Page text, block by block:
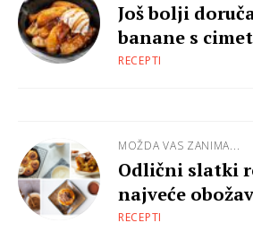
Još bolji
banane s
RECEPTI
MOŽDA VAS ZANIMA...
Odlični slatki
najveće
RECEPTI